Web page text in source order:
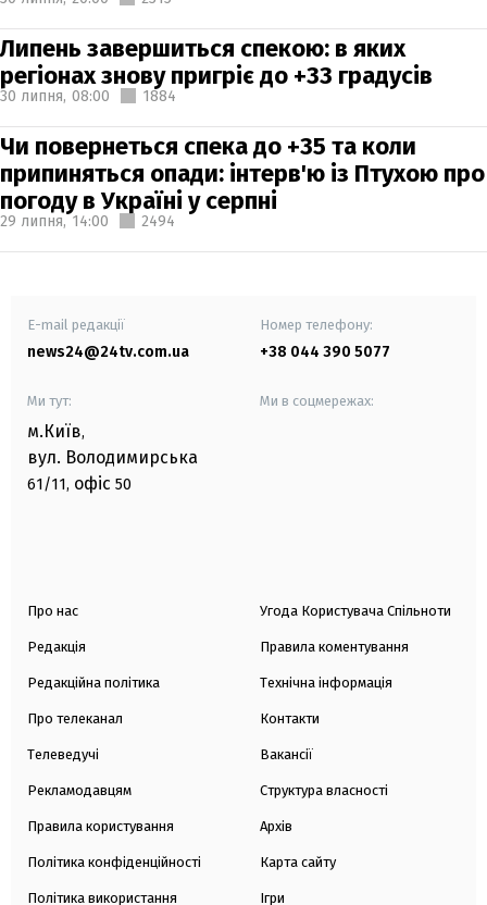
Липень завершиться спекою: в яких
регіонах знову пригріє до +33 градусів
30 липня, 08:00 1884
Чи повернеться спека до +35 та коли
припиняться опади: інтерв'ю із Птухою про
погоду в Україні у серпні
29 липня, 14:00 2494
E-mail редакції
news24@24tv.com.ua
Номер телефону:
+38 044 390 5077
Ми тут:
м.Київ,
вул. Володимирська
61/11, офіс 50
Ми в соцмережах:
Про нас
Редакція
Редакційна політика
Про телеканал
Телеведучі
Рекламодавцям
Правила користування
Політика конфіденційності
Політика використання
Угода Користувача Спільноти
Правила коментування
Технічна інформація
Контакти
Вакансії
Структура власності
Архів
Карта сайту
Ігри